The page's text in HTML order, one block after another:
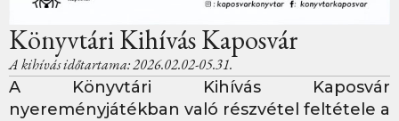
Könyvtári Kihívás Kaposvár
A kihívás időtartama: 2026.02.02-05.31.
A Könyvtári Kihívás Kaposvár
nyereményjátékban való részvétel feltétele a